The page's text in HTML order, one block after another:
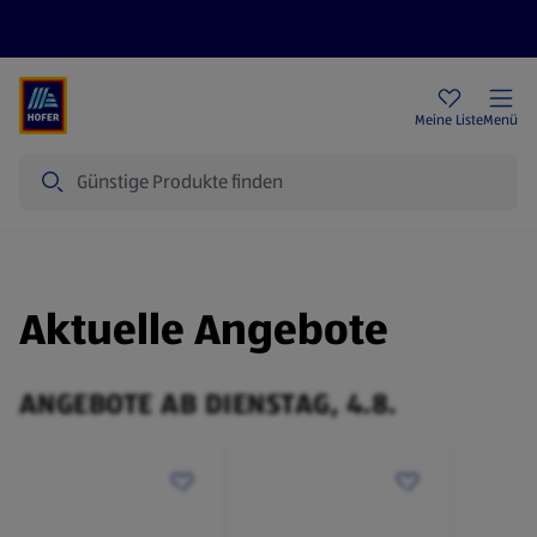
Meine ListeMenü
Aktuelle Angebote
ANGEBOTE AB DIENSTAG, 4.8.